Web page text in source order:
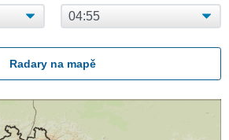
Radary na mapě